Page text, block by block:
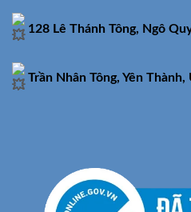
128 Lê Thánh Tông, Ngô
Trần Nhân Tông, Yên